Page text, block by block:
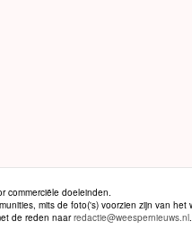
commerciële doeleinden.
mits de foto('s) voorzien zijn van het
de reden naarredactie@weespernieuws.nl